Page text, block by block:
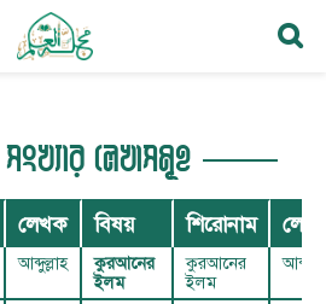
লেখাসমূহ
লেখক বিষয় শিরোনাম
আব্দুল্লাহ
কুরআনের
ইলম
কুরআনের
ইলম